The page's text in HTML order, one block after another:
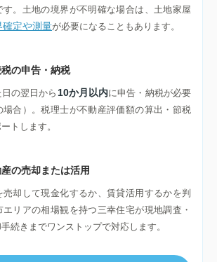
す。土地の境界が不明確な場合は、土地家屋
確定や測量が必要になることもあります。
の申告・納税
の翌日から 10か月以内に申告・納税が必要
合）。税理士が不動産評価額の算出・節税
トします。
の売却または活用
却して現金化するか、賃貸活用するかを判
リアの相場観を持つ三幸住宅が現地調査・
続きまでワンストップで対応します。